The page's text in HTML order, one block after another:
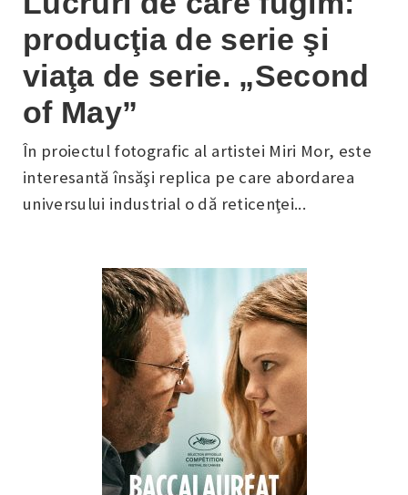
producţia de serie şi
viaţa de serie. „Second
of May”
În proiectul fotografic al artistei Miri Mor, este
interesantă însăşi replica pe care abordarea
universului industrial o dă reticenţei...